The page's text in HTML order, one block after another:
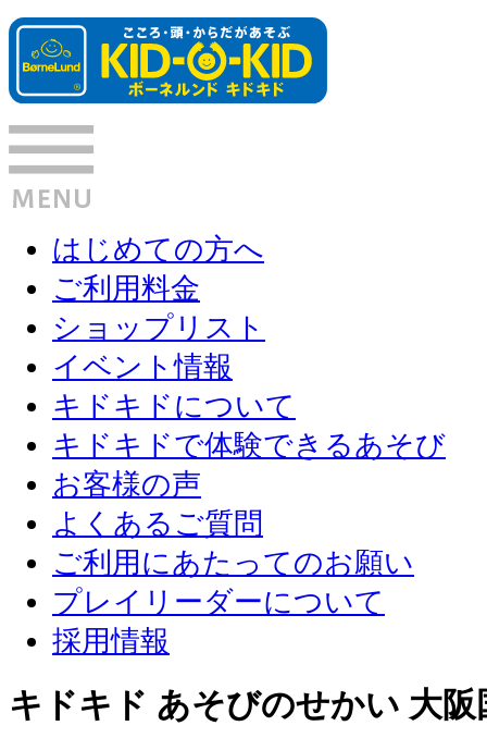
はじめての方へ
ご利用料金
ショップリスト
イベント情報
キドキドについて
キドキドで体験できるあそび
お客様の声
よくあるご質問
ご利用にあたってのお願い
プレイリーダーについて
採用情報
キドキド あそびのせかい 大